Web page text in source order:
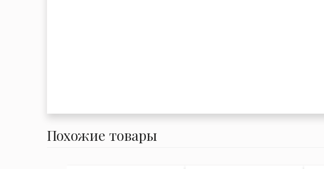
Похожие товары